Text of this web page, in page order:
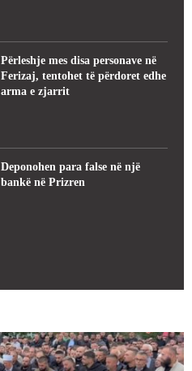
Përleshje mes disa personave në
Ferizaj, tentohet të përdoret edhe
arma e zjarrit
Deponohen para false në një
bankë në Prizren